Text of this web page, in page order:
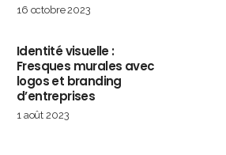
16 octobre 2023
Identité visuelle :
Fresques murales avec
logos et branding
d’entreprises
1 août 2023